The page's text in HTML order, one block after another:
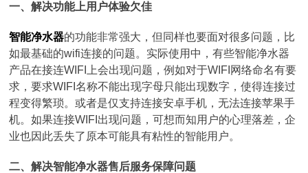
一、解决功能上用户体验欠佳
智能净水器的功能非常强大，但同样也要面对很多问题，比
如最基础的wifi连接的问题。实际使用中，有些智能净水器
产品在接连WIFI上会出现问题，例如对于WIFI网络命名有要
求，要求WIFI名称不能出现字母只能出现数字，使得连接过
程变得繁琐。或者是仅支持连接安卓手机，无法连接苹果手
机。如果连接WIFI出现问题，可想而知用户的心理落差，企
业也因此丢失了原本可能具有粘性的智能用户。
二、解决智能净水器售后服务保障问题